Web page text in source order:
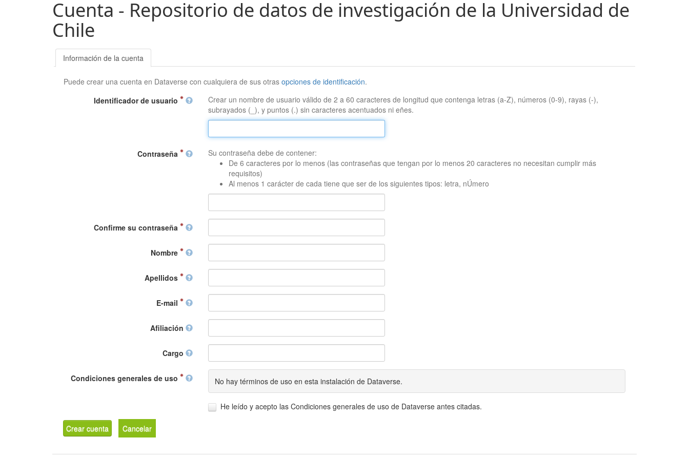
Cuenta - Repositorio de datos de investigación de la Universidad de
Chile
Información de la cuenta
Puede crear una cuenta en Dataverse con cualquiera de sus otrasopciones de identificación.
Identificador de usuario
Crear un nombre de usuario válido de 2 a 60 caracteres de longitud que contenga letras (a-Z), números (0-9), rayas (-),
subrayados (_), y puntos (.) sin caracteres acentuados ni eñes.
Contraseña
Su contraseña debe de contener:
De 6 caracteres por lo menos (las contraseñas que tengan por lo menos 20 caracteres no necesitan cumplir más
requisitos)
Al menos 1 carácter de cada tiene que ser de los siguientes tipos: letra, nÚmero
Confirme su contraseña
Nombre
Apellidos
E-mail
Afiliación
Cargo
Condiciones generales de uso No hay términos de uso en esta instalación de Dataverse.
He leído y acepto las Condiciones generales de uso de Dataverse antes citadas.
Crear cuenta Cancelar